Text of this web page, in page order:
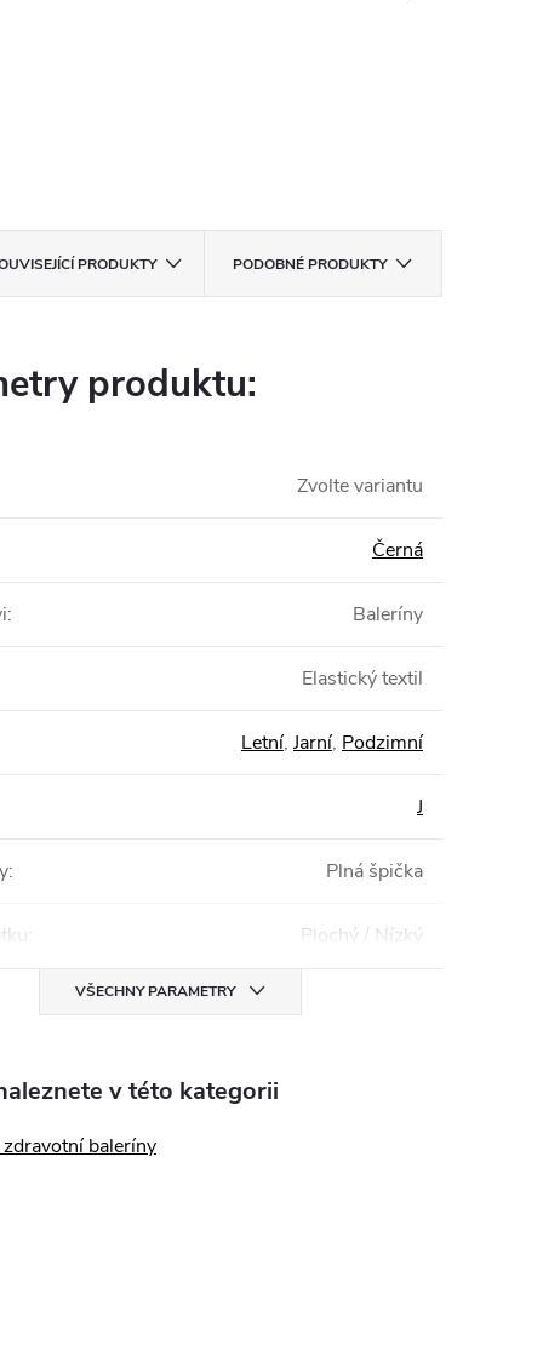
PRODUKTY PODOBNÉ PRODUKTY
produktu:
Zvolte variantu
Černá
: Baleríny
Elastický textil
Letní, Jarní, Podzimní
J
: Plná špička
: Plochý / Nízký
VŠECHNY PARAMETRY
v této kategorii
baleríny